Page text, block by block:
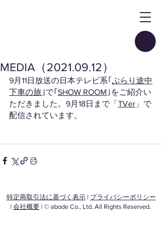
MEDIA（2021.09.12）
9月11日放送の日本テレビ系｢ ぶらり途中
下車の旅 ｣で｢ SHOW ROOM ｣をご紹介い
ただきました。9月18日まで「 TVer 」で
配信されています。
特定商取引法に基づく表示| プライバシーポリシー
| 会社概要| © abode Co., Ltd. All Rights Reserved.